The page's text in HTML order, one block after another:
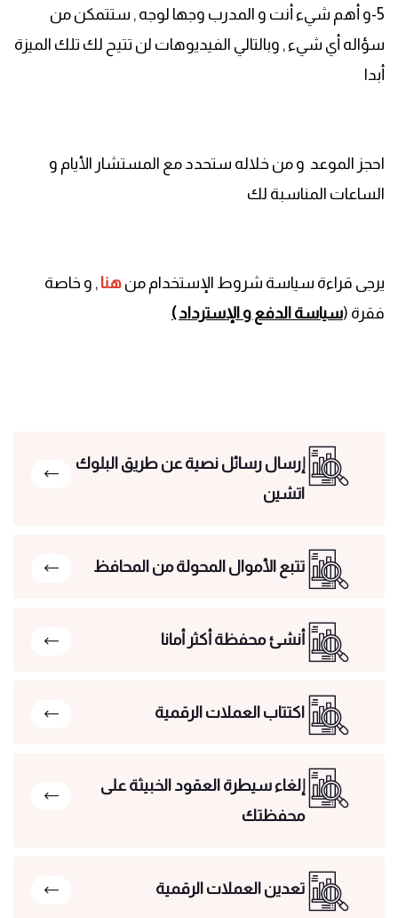
5-و أهم شيء أنت و المدرب وجها لوجه , ستتمكن من
سؤاله أي شيء , وبالتالي الفيديوهات لن تتيح لك تلك الميزة
أبدا
احجز الموعد و من خلاله ستحدد مع المستشار الأيام و
الساعات المناسبة لك
يرجى قراءة سياسة شروط الإستخدام من هنا , و خاصة
فقرة (سياسة الدفع و الإسترداد )
إرسال رسائل نصية عن طريق البلوك
اتشين
تتبع الأموال المحولة من المحافظ
أنشئ محفظة أكثر أمانا
اكتتاب العملات الرقمية
إلغاء سيطرة العقود الخبيثة على
محفظتك
تعدين العملات الرقمية